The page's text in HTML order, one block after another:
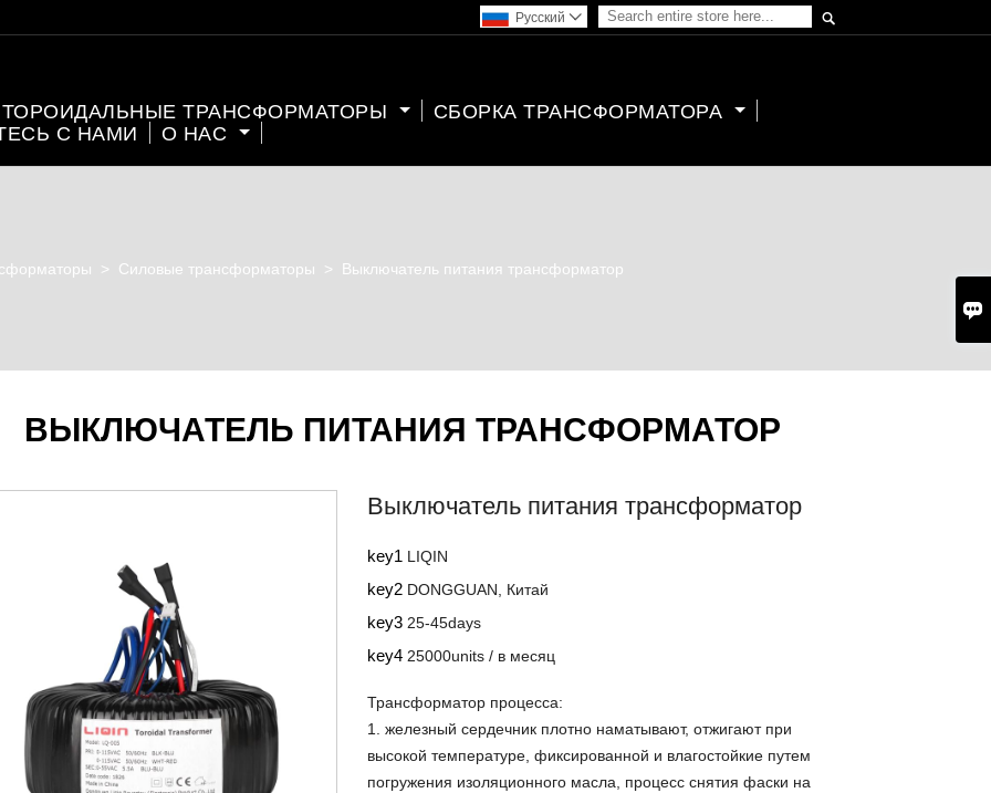


Pусский 
ТОРОИДАЛЬНЫЕ ТРАНСФОРМАТОРЫ
СБОРКА ТРАНСФОРМАТОРА
С НАМИ
О НАС
> Силовые трансформаторы > Выключатель питания трансформатор
ВЫКЛЮЧАТЕЛЬ ПИТАНИЯ ТРАНСФОРМАТОР
Выключатель питания трансформатор
key1 LIQIN
key2 DONGGUAN, Китай
key325-45days
key425000units / в месяц
Трансформатор процесса:
1. железный сердечник плотно наматывают, отжигают при
высокой температуре, фиксированной и влагостойкие путем
погружения изоляционного масла, процесс снятия фаски на